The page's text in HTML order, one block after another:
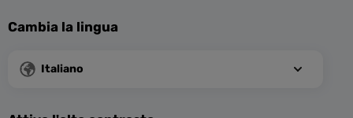
Cambia la lingua
Italiano